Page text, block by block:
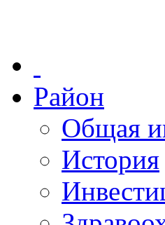
Район
Общая
История